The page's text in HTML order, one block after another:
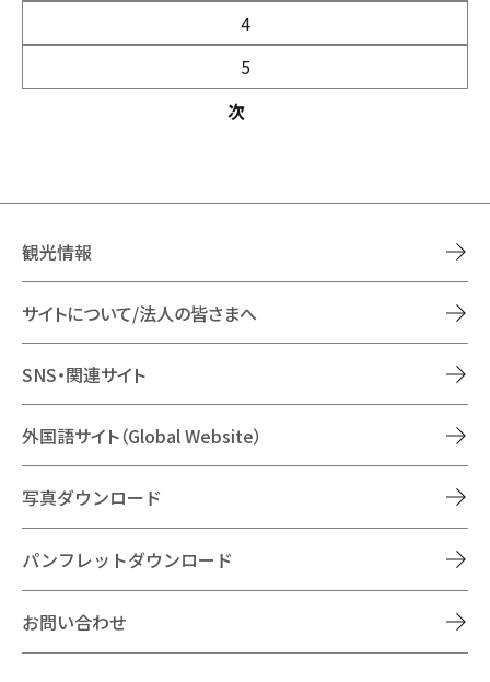
4
5
次
観光情報
サイトについて/法人の皆さまへ
SNS・関連サイト
外国語サイト（Global Website）
写真ダウンロード
パンフレットダウンロード
お問い合わせ